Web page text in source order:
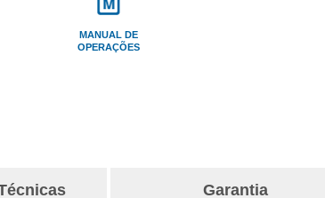
MANUAL DE
OPERAÇÕES
Garantia